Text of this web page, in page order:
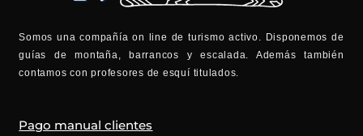
Somos una compañía on line de turismo activo. Disponemos de
guías de montaña, barrancos y escalada. Además también
contamos con profesores de esquí titulados.
Pago manual clientes